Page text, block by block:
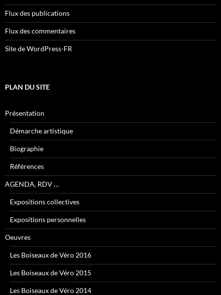
Flux des publications
Flux des commentaires
Site de WordPress-FR
PLAN DU SITE
Présentation
Démarche artistique
Biographie
Références
AGENDA, RDV …
Expositions collectives
Expositions personnelles
Oeuvres
Les Boiseaux de Véro 2016
Les Boiseaux de Véro 2015
Les Boiseaux de Véro 2014